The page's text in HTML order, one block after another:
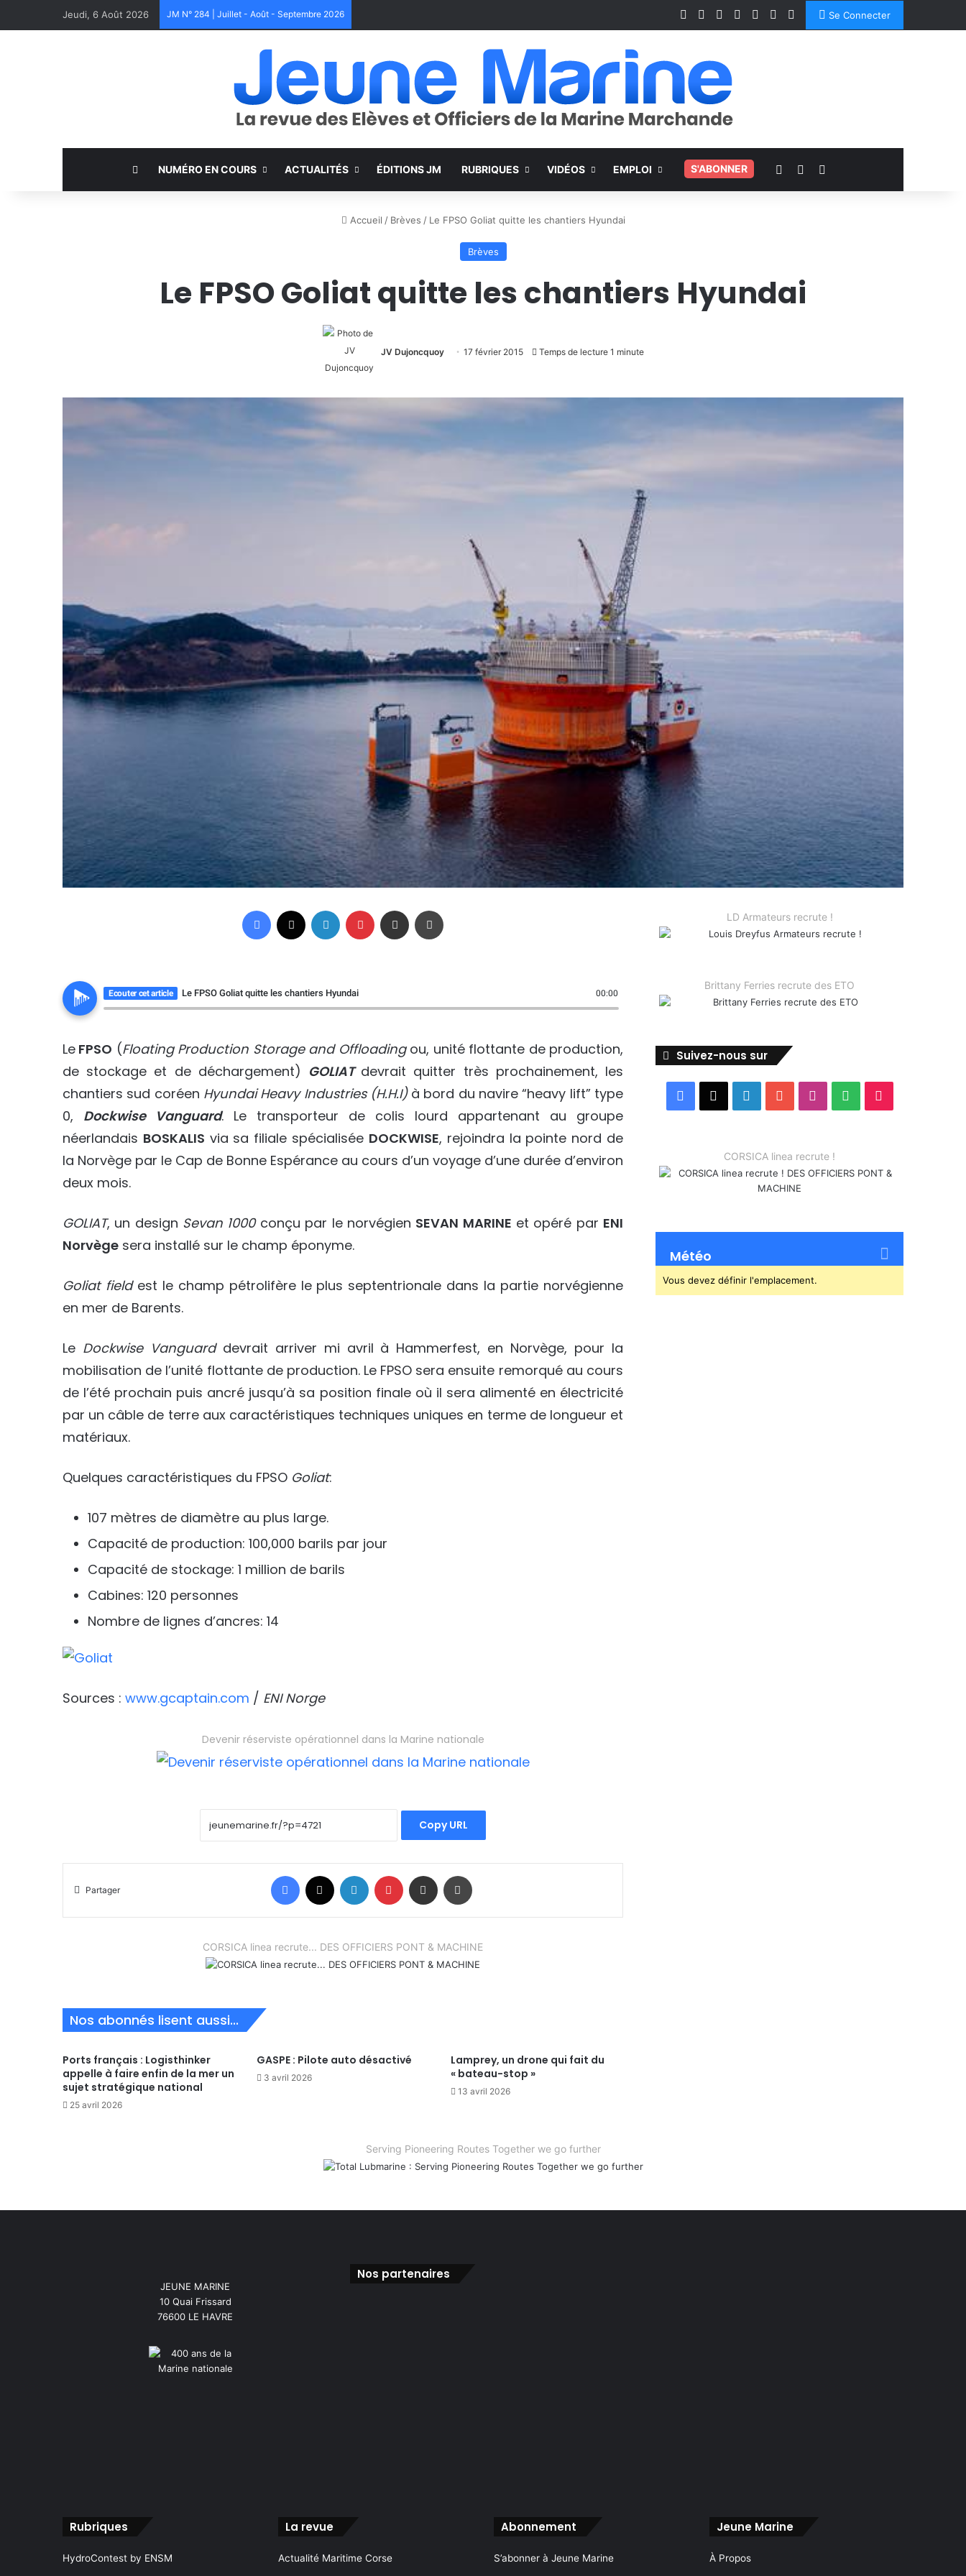
Jeudi, 6 Août 2026 JM N° 284 | Juillet - Août - Septembre 2026 FacebookLinkedinYouTubeInstagram
SpotifyTikTokSe Connecter
NUMÉRO EN COURS ACTUALITÉS ÉDITIONS JM RUBRIQUES VIDÉOS EMPLOI S'ABONNER Voir votre panier
Switch skin
Accueil / Brèves / Le FPSO Goliat quitte les chantiers Hyundai
Brèves
Le FPSO Goliat quitte les chantiers Hyundai
JV Dujoncquoy 17 février 2015 Temps de lecture 1 minute
Facebook Linkedin Pinterest Partager par email
Ecouter cet article Le FPSO Goliat quitte les chantiers Hyundai 00:00
Le FPSO (Floating Production Storage and Offloadingou, unité flottante de production,
de stockage et de déchargement) GOLIAT devrait quitter très prochainement, les
chantiers sud coréen Hyundai Heavy Industries (H.H.I)à bord du navire “heavy lift” type
0, Dockwise Vanguard. Le transporteur de colis lourd appartenant au groupe
néerlandais BOSKALIS via sa filiale spécialisée DOCKWISE, rejoindra la pointe nord de
la Norvège par le Cap de Bonne Espérance au cours d’un voyage d’une durée d’environ
deux mois.
GOLIAT, un design Sevan 1000conçu par le norvégien SEVAN MARINE et opéré par ENI
Norvège sera installé sur le champ éponyme.
Goliat fieldest le champ pétrolifère le plus septentrionale dans la partie norvégienne
en mer de Barents.
Le Dockwise Vanguarddevrait arriver mi avril à Hammerfest, en Norvège, pour la
mobilisation de l’unité flottante de production. Le FPSO sera ensuite remorqué au cours
de l’été prochain puis ancré jusqu’à sa position finale où il sera alimenté en électricité
par un câble de terre aux caractéristiques techniques uniques en terme de longueur et
matériaux.
Quelques caractéristiques du FPSO Goliat:
107 mètres de diamètre au plus large.
Capacité de production: 100,000 barils par jour
Capacité de stockage: 1 million de barils
Cabines: 120 personnes
Nombre de lignes d’ancres: 14
Sources : www.gcaptain.com / ENI Norge
Devenir réserviste opérationnel dans la Marine nationale
Copy URL
Partager
Facebook Linkedin Pinterest Partager par email
CORSICA linea recrute... DES OFFICIERS PONT & MACHINE
Nos abonnés lisent aussi...
Ports français : Logisthinker
appelle à faire enfin de la mer un
sujet stratégique national
25 avril 2026
GASPE : Pilote auto désactivé
3 avril 2026
Lamprey, un drone qui fait du
« bateau-stop »
13 avril 2026
LD Armateurs recrute !
Brittany Ferries recrute des ETO
Suivez-nous sur
Facebook LinkedinYouTubeInstagram
Spotify
CORSICA linea recrute !
Météo
Vous devez définir l'emplacement.
Serving Pioneering Routes Together we go further
JEUNE MARINE
10 Quai Frissard
76600 LE HAVRE
Nos partenaires
Rubriques
HydroContest by ENSM
La revue
Actualité Maritime Corse
Abonnement
S’abonner à Jeune Marine
Jeune Marine
À Propos